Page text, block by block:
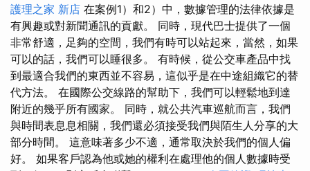
護理之家 新店 在案例1）和2）中，數據管理的法律依據是
有興趣或對新聞通訊的貢獻。 同時，現代巴士提供了一個
非常舒適，足夠的空間，我們有時可以站起來，當然，如果
可以的話，我們可以睡很多。 有時候，從公交車產品中找
到最適合我們的東西並不容易，這似乎是在中途組織它的替
代方法。 在國際公交線路的幫助下，我們可以輕鬆地到達
附近的幾乎所有國家。 同時，就公共汽車巡航而言，我們
與時間表息息相關，我們還必須接受我們與陌生人分享的大
部分時間。 這意味著多少不適，通常取決於我們的個人偏
好。 如果客戶認為他或她的權利在處理他的個人數據時受